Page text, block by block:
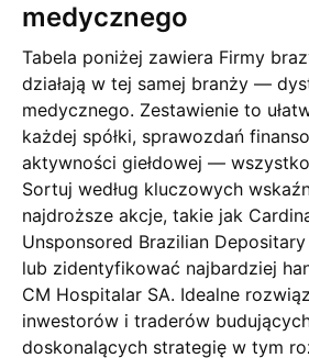
medycznego
Tabela poniżej zawiera Firmy
działają w tej samej branży —
medycznego. Zestawienie to
każdej spółki, sprawozdań
aktywności giełdowej —
Sortuj według kluczowych
najdroższe akcje, takie jak
Unsponsored Brazilian
lub zidentyfikować najbardziej
CM Hospitalar SA. Idealne
inwestorów i traderów
doskonalących strategię w tym